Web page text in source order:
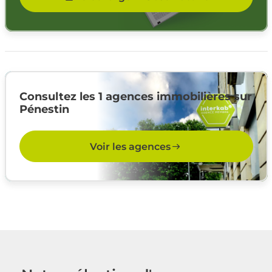
Consultez les 1 agences immobilières sur
Pénestin
Voir les agences